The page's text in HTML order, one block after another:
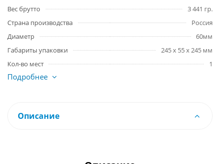
Вес брутто
3 441 гр.
Страна производства
Россия
Диаметр
60мм
Габариты упаковки
245 x 55 x 245 мм
Кол-во мест
1
Подробнее
Описание